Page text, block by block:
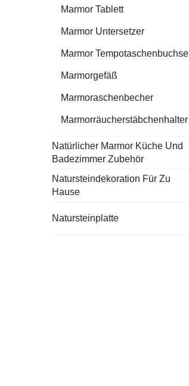
Marmor Tablett
Marmor Untersetzer
Marmor Tempotaschenbuchse
Marmorgefäß
Marmoraschenbecher
Marmorräucherstäbchenhalter
Natürlicher Marmor Küche Und
Badezimmer Zubehör
Natursteindekoration Für Zu
Hause
Natursteinplatte